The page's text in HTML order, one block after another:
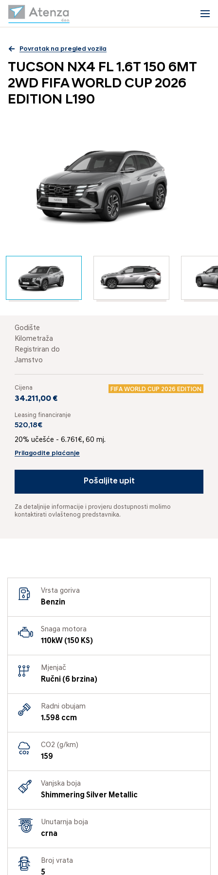
Povratak na pregled vozila
TUCSON NX4 FL 1.6T 150 6MT
2WD FIFA WORLD CUP 2026
EDITION L190
Godište
Kilometraža
Registriran do
Jamstvo
Cijena FIFA WORLD CUP 2026 EDITION
34.211,00 €
Leasing financiranje
520,18€
20% učešće - 6.761€, 60 mj.
Prilagodite plaćanje
Pošaljite upit
Za detaljnije informacije i provjeru dostupnosti molimo
kontaktirati ovlaštenog predstavnika.
Vrsta goriva
Benzin
Snaga motora
110kW (150 KS)
Mjenjač
Ručni (6 brzina)
Radni obujam
1.598 ccm
CO2 (g/km)
159
Vanjska boja
Shimmering Silver Metallic
Unutarnja boja
crna
Broj vrata
5